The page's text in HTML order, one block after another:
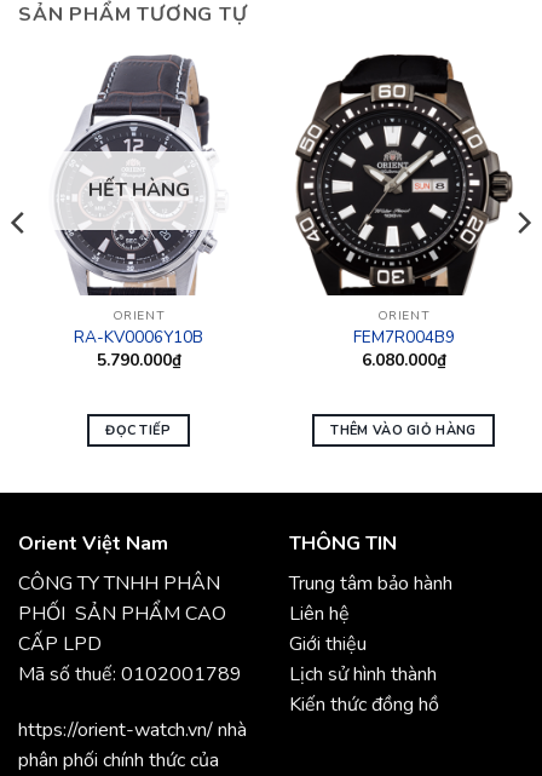
SẢN PHẨM TƯƠNG TỰ
HẾT HÀNG
ORIENT
RA-KV0006Y10B
5.790.000₫
ĐỌC TIẾP
ORIENT
FEM7R004B9
6.080.000₫
THÊM VÀO GIỎ HÀNG
Orient Việt Nam
CÔNG TY TNHH PHÂN
PHỐI SẢN PHẨM CAO
CẤP LPD
Mã số thuế: 0102001789
https://orient-watch.vn/ nhà
phân phối chính thức của
THÔNG TIN
Trung tâm bảo hành
Liên hệ
Giới thiệu
Lịch sử hình thành
Kiến thức đồng hồ